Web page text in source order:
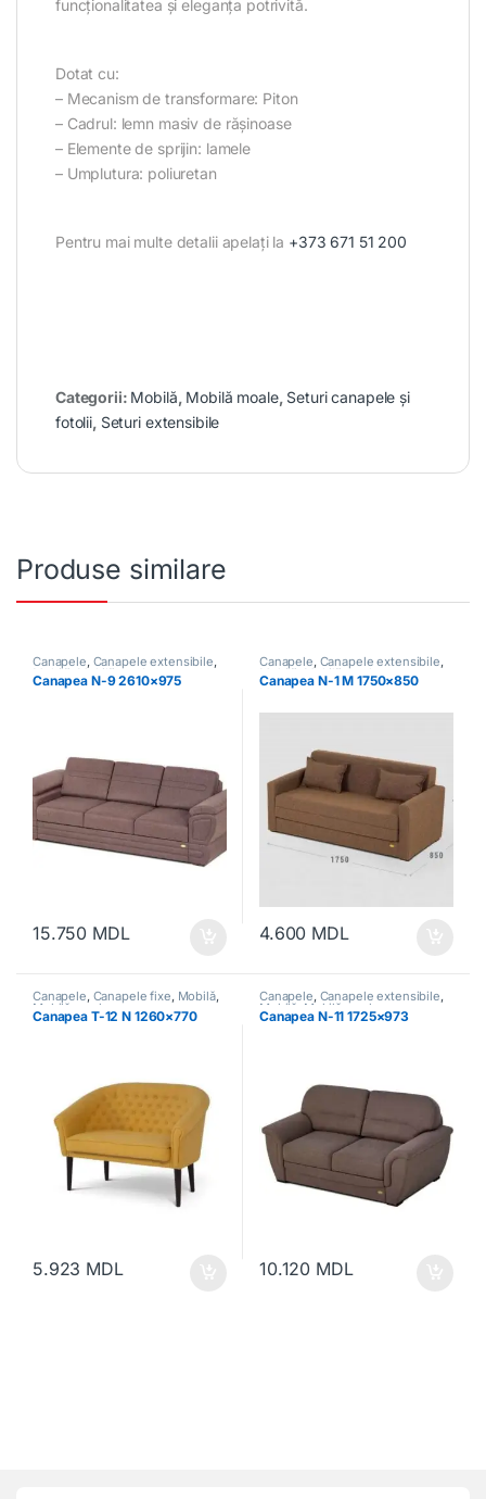
funcționalitatea și eleganța potrivită.
Dotat cu:
– Mecanism de transformare: Piton
– Cadrul: lemn masiv de rășinoase
– Elemente de sprijin: lamele
– Umplutura: poliuretan
Pentru mai multe detalii apelați la +373 671 51 200
Categorii: Mobilă, Mobilă moale, Seturi canapele și
fotolii, Seturi extensibile
Produse similare
Canapele, Canapele extensibile,
Mobilă Mobilă moale
Canapea N-9 2610×975
15.750 MDL
Canapele, Canapele extensibile,
Mobilă Mobilă moale
Canapea N-1 M 1750×850
4.600 MDL
Canapele, Canapele fixe, Mobilă,
Mobilă moale
Canapea T-12 N 1260×770
5.923 MDL
Canapele, Canapele extensibile,
Mobilă Mobilă moale
Canapea N-11 1725×973
10.120 MDL